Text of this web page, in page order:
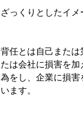
ざっくりとしたイメ
背任とは自己または
たは会社に損害を
為をし、企業に損
います。